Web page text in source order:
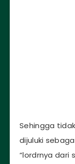
Sehingga
dijuluki
“lordrnya dari